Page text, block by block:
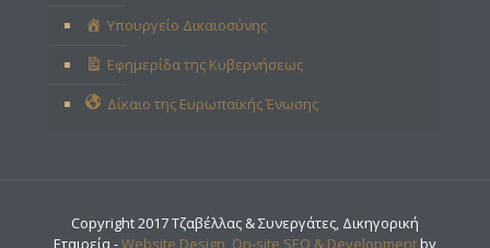
Υπουργείο Δικαιοσύνης
Εφημερίδα της Κυβερνήσεως
Δίκαιο της Ευρωπαϊκής Ένωσης
Copyright 2017 Τζαβέλλας & Συνεργάτες, Δικηγορική
Εταιρεία -Website Design, On-site SEO & Developmentby